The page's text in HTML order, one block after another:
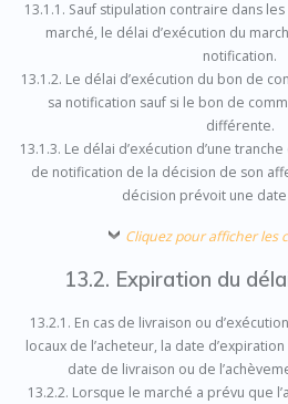
13.1.1. Sauf stipulation contraire dans
marché, le délai d’exécution du
notification.
13.1.2. Le délai d’exécution du bon de
sa notification sauf si le bon de
différente.
13.1.3. Le délai d’exécution d’une
de notification de la décision de son
décision prévoit une
Cliquez pour afficher les
13.2. Expiration du
13.2.1. En cas de livraison ou
locaux de l’acheteur, la date
date de livraison ou de
13.2.2. Lorsque le marché a prévu que